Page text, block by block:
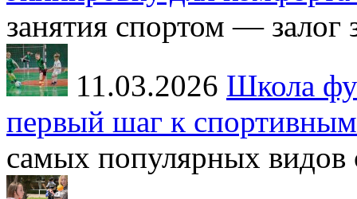
занятия спортом — залог
11.03.2026 Школа
первый шаг к
самых популярных видов